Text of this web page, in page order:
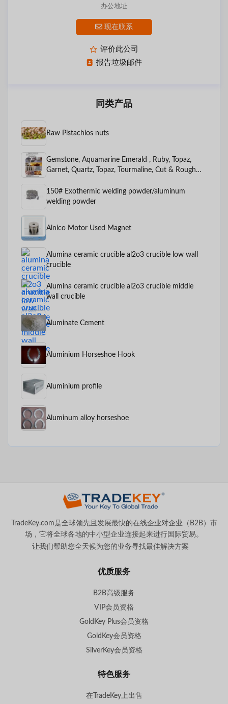
办公地址
现在联系
评价此公司
报告垃圾邮件
同类产品
Raw Pistachios nuts
Gemstone, Aquamarine Emerald , Ruby, Topaz,
Garnet, Quartz, Topaz, Tourmaline, Cut & Rough
Apricot, Shilajit, Special Fruit
150# Exothermic welding powder/aluminum
welding powder
Alnico Motor Used Magnet
Alumina ceramic crucible al2o3 crucible low wall
crucible
Alumina ceramic crucible al2o3 crucible middle
wall crucible
Aluminate Cement
Aluminium Horseshoe Hook
Aluminium profile
Aluminum alloy horseshoe
TradeKey.com是全球领先且发展最快的在线企业对企业（B2B）市
场，它将全球各地的中小型企业连接起来进行国际贸易。
让我们帮助您全天候为您的业务寻找最佳解决方案
优质服务
B2B高级服务
VIP会员资格
GoldKey Plus会员资格
GoldKey会员资格
SilverKey会员资格
特色服务
在TradeKey上出售